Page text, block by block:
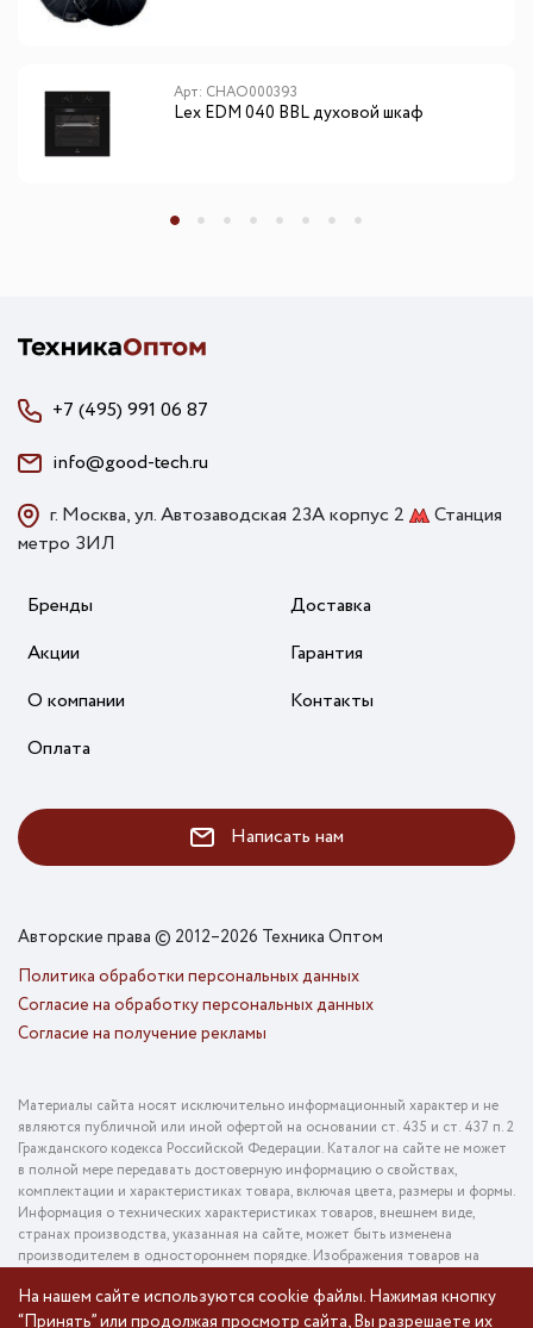
Арт: CHAO000393
Lex EDM 040 BBL духовой шкаф
На нашем сайте используются cookie файлы. Нажимая кнопку
“Принять” или продолжая просмотр сайта, Вы разрешаете их
+7 (495) 991 06 87
info@good-tech.ru
г. Москва, ул. Автозаводская 23А корпус 2
Станция
метро ЗИЛ
Бренды
Акции
О компании
Оплата
Доставка
Гарантия
Контакты
Написать нам
Авторские права © 2012–2026 Техника Оптом
Политика обработки персональных данных
Согласие на обработку персональных данных
Согласие на получение рекламы
Материалы сайта носят исключительно информационный характер и не
являются публичной или иной офертой на основании ст. 435 и ст. 437 п. 2
Гражданского кодекса Российской Федерации. Каталог на сайте не может
в полной мере передавать достоверную информацию о свойствах,
комплектации и характеристиках товара, включая цвета, размеры и формы.
Информация о технических характеристиках товаров, внешнем виде,
странах производства, указанная на сайте, может быть изменена
производителем в одностороннем порядке. Изображения товаров на
оригинального товара. Информация о цене товара, указанная в каталоге на
сайте, может отличаться от фактической к моменту оформления заказа